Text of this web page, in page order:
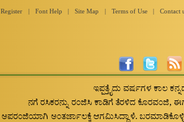
Register | Font Help | Site Map | Terms of Use | Contact
ಇಪ್ಪತ್ತೈದು ವರ್ಷಗಳ ಕಾಲ
ನಗೆ ರಸಿಕರನ್ನು ರಂಜಿಸಿ ಕಾಡಿಗೆ ತೆರಳಿದ ಕೊರವಂಜಿ,
ಅಪರಂಜಿಯಾಗಿ ಅಂತರ್ಜಾಲಕ್ಕೆ ಆಗಮಿಸಿದ್ದಾಳೆ.